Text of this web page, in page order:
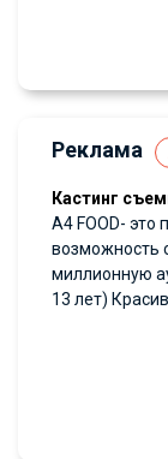
Реклама
Кастинг
А4 FOOD- это
возможность
миллионную
13 лет)